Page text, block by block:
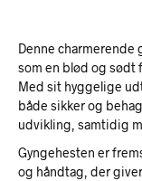
Denne
som en blød og sødt
Med sit hyggelige
både sikker og
udvikling, samtidig
Gyngehesten er
og håndtag, der